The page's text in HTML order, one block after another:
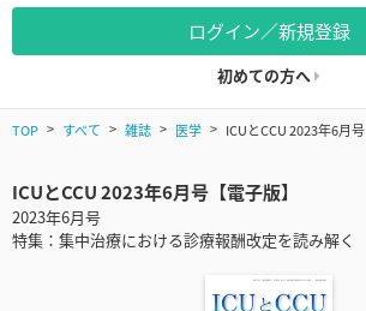
ログイン／新規登録
初めての方へ
TOP すべて 雑誌 医学 ICUとCCU 2023年6月号
ICUとCCU 2023年6月号【電子版】
2023年6月号
特集：集中治療における診療報酬改定を読み解く